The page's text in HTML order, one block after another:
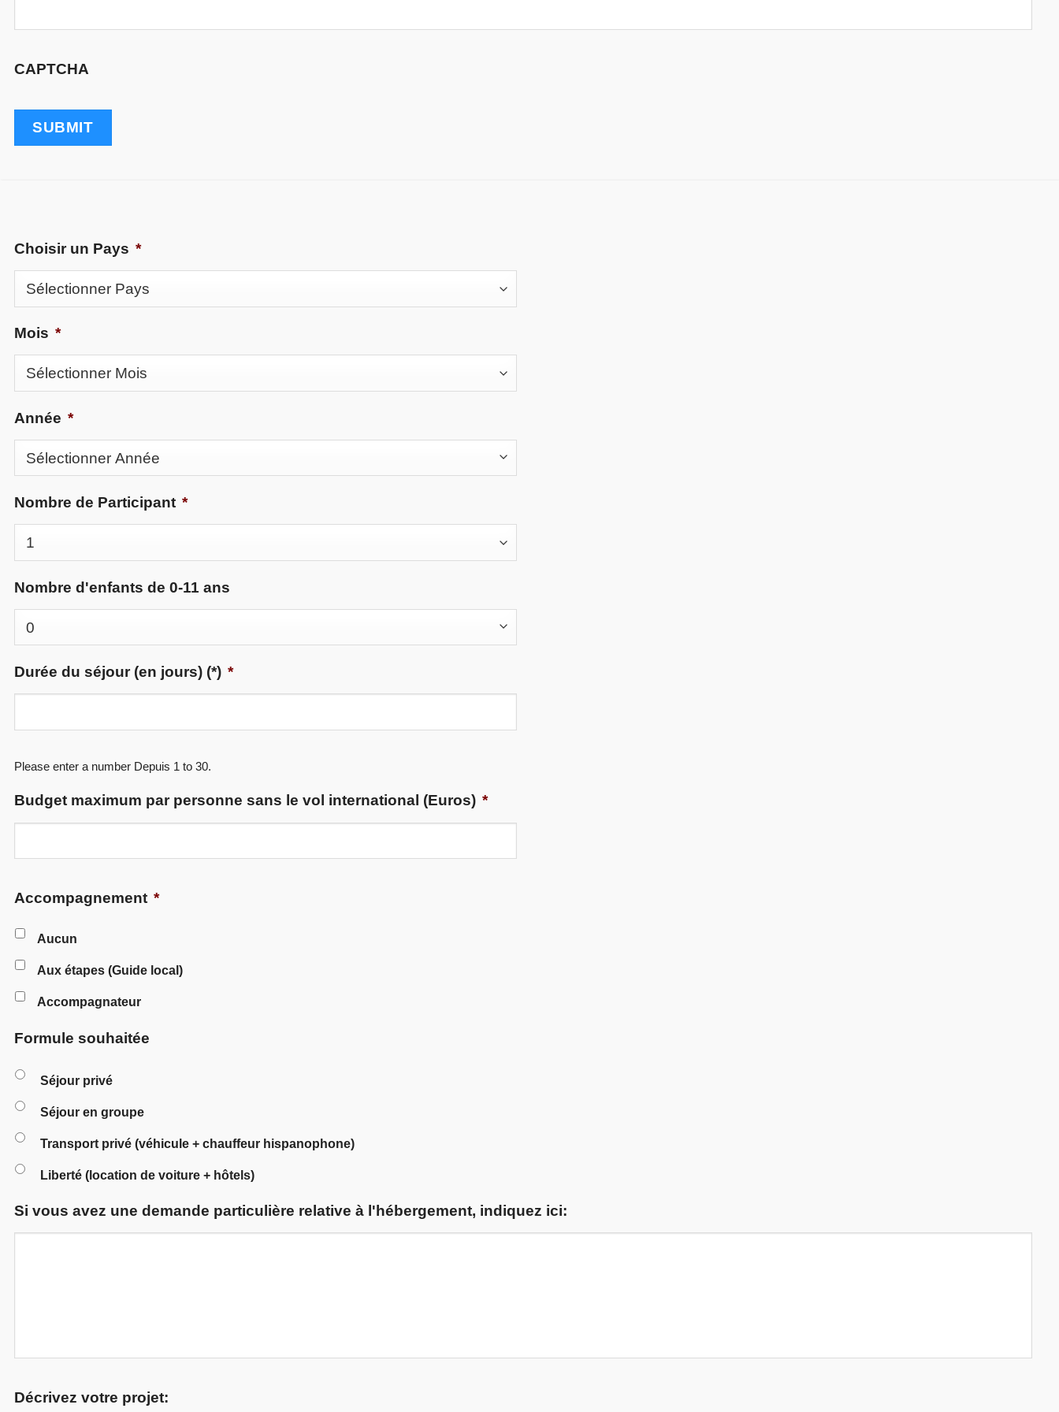
CAPTCHA
Choisir un Pays *
Mois *
Année *
Nombre de Participant *
Nombre d'enfants de 0-11 ans
Durée du séjour (en jours) (*) *
Please enter a number Depuis 1 to 30.
Budget maximum par personne sans le vol international (Euros) *
Accompagnement *
Aucun
Aux étapes (Guide local)
Accompagnateur
Formule souhaitée
Séjour privé
Séjour en groupe
Transport privé (véhicule + chauffeur hispanophone)
Liberté (location de voiture + hôtels)
Si vous avez une demande particulière relative à l'hébergement, indiquez ici:
Décrivez votre projet: